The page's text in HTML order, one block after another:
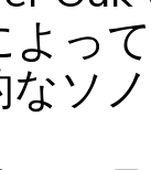
よっ
なソ